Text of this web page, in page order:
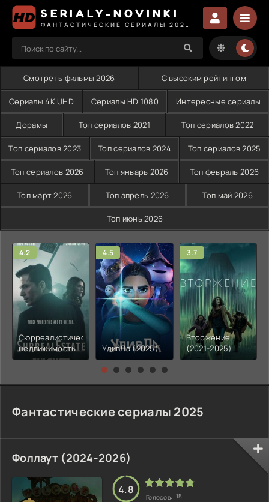
SERIALY-NOVINKI
Смотреть фильмы 2026 С высоким рейтингом
Сериалы 4K UHD Сериалы HD 1080 Интересные сериалы
Дорамы Топ сериалов 2021 Топ сериалов 2022
Топ сериалов 2023 Топ сериалов 2024 Топ сериалов 2025
Топ сериалов 2026 Топ январь 2026 Топ февраль 2026
Топ март 2026 Топ апрель 2026 Топ май 2026
Топ июнь 2026
4.2
Сюрреалистическая
недвижимость
(2025)
4.5
УдивЛа (2025)
3.7
Вторжение
(2021-2025)
Фантастические сериалы 2025
Фоллаут (2024-2026)
4.8
Голосов: 15